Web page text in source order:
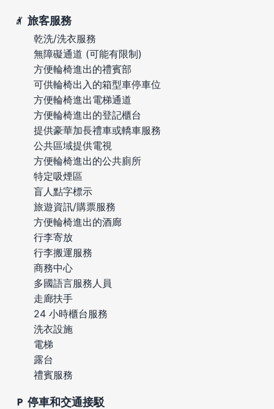
旅客服務
乾洗/洗衣服務
無障礙通道 (可能有限制)
方便輪椅進出的禮賓部
可供輪椅出入的箱型車停車位
方便輪椅進出電梯通道
方便輪椅進出的登記櫃台
提供豪華加長禮車或轎車服務
公共區域提供電視
方便輪椅進出的公共廁所
特定吸煙區
盲人點字標示
旅遊資訊/購票服務
方便輪椅進出的酒廊
行李寄放
行李搬運服務
商務中心
多國語言服務人員
走廊扶手
24 小時櫃台服務
洗衣設施
電梯
露台
禮賓服務
停車和交通接駁